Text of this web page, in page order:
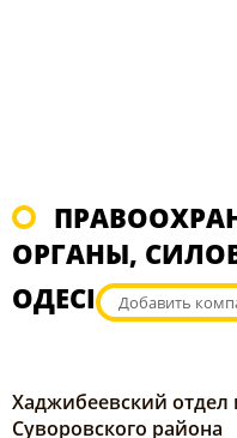
ОРГАНЫ,
ОДЕСІ
Добавить
Хаджибеевский
Суворовского района